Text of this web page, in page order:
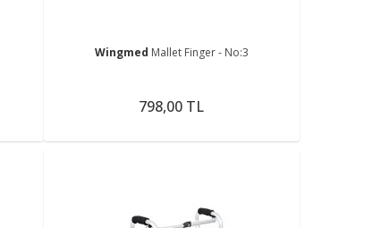
Wingmed Mallet Finger - No:3
798,00 TL